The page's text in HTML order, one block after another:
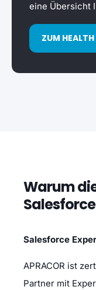
eine Übersicht
ZUM
Warum
Salesforce
APRACOR ist
Partner mit